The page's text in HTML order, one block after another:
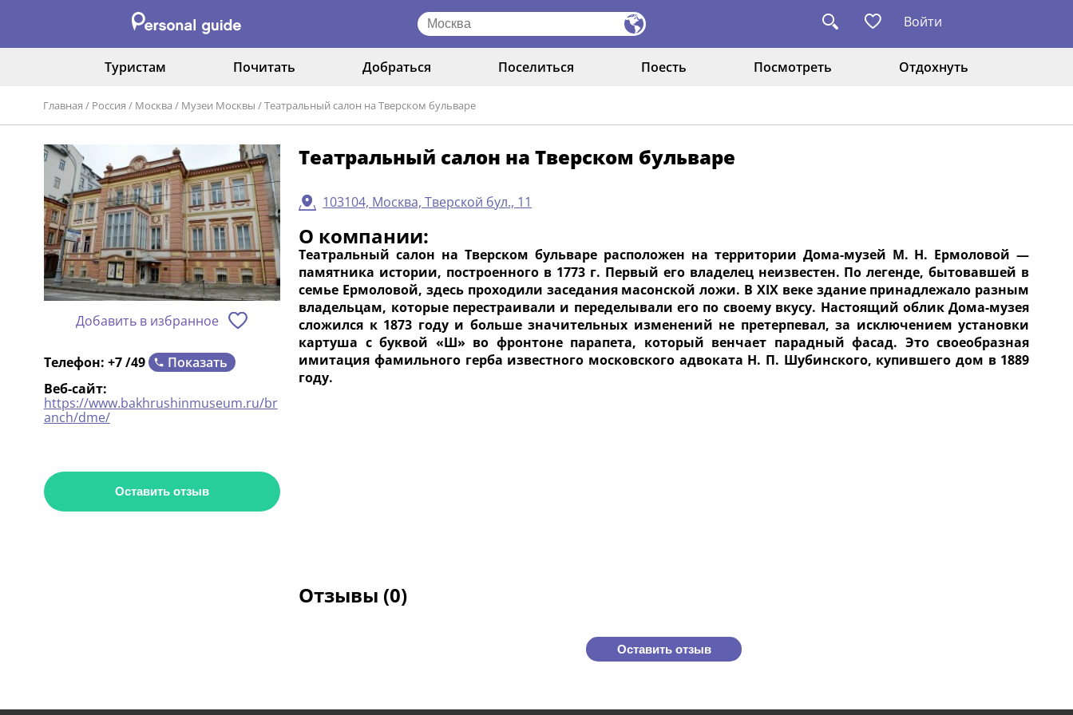
Войти
Туристам Почитать Добраться Поселиться Поесть Посмотреть Отдохнуть
Главная / Россия / Москва / Музеи Москвы /Театральный салон на Тверском бульваре
Добавить в избранное
Телефон: +7 /49
Показать
Веб-сайт:
https://www.bakhrushinmuseum.ru/br
anch/dme/
Оставить отзыв
Театральный салон на Тверском бульваре
103104, Москва, Тверской бул., 11
О компании:
Театральный салон на Тверском бульваре расположен на территории Дома-музей М. Н. Ермоловой —
памятника истории, построенного в 1773 г. Первый его владелец неизвестен. По легенде, бытовавшей в
семье Ермоловой, здесь проходили заседания масонской ложи. В XIX веке здание принадлежало разным
владельцам, которые перестраивали и переделывали его по своему вкусу. Настоящий облик Дома-музея
сложился к 1873 году и больше значительных изменений не претерпевал, за исключением установки
картуша с буквой «Ш» во фронтоне парапета, который венчает парадный фасад. Это своеобразная
имитация фамильного герба известного московского адвоката Н. П. Шубинского, купившего дом в 1889
году.
Отзывы (0)
Оставить отзыв